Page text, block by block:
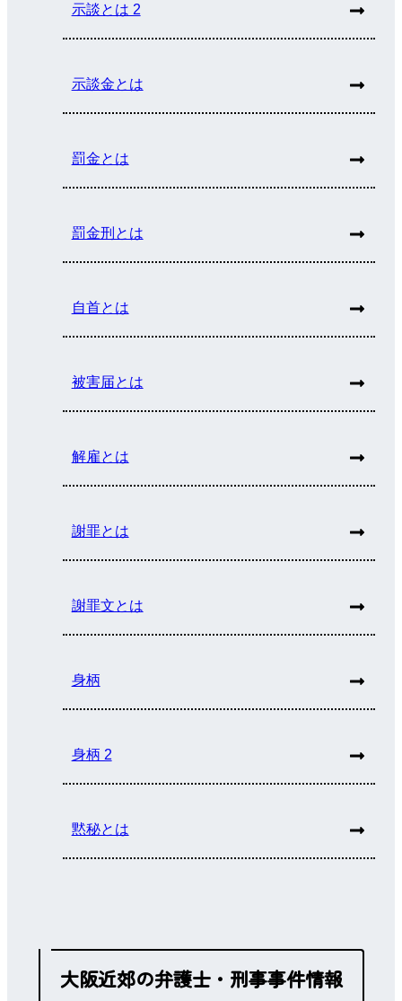
示談とは 2
示談金とは
罰金とは
罰金刑とは
自首とは
被害届とは
解雇とは
謝罪とは
謝罪文とは
身柄
身柄 2
黙秘とは
大阪近郊の弁護士・刑事事件情報